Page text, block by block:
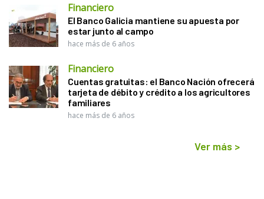
Financiero
El Banco Galicia mantiene su apuesta por
estar junto al campo
hace más de 6 años
Financiero
Cuentas gratuitas: el Banco Nación ofrecerá
tarjeta de débito y crédito a los agricultores
familiares
hace más de 6 años
Ver más >